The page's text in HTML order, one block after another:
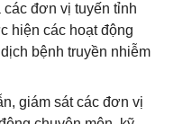
đơn vị tuyến tỉnh
hiện các hoạt động
bệnh truyền nhiễm
giám sát các đơn vị